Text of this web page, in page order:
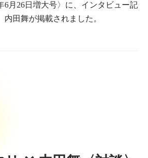
6月26日増大号〉に、インタビュー記
田舞が掲載されました。